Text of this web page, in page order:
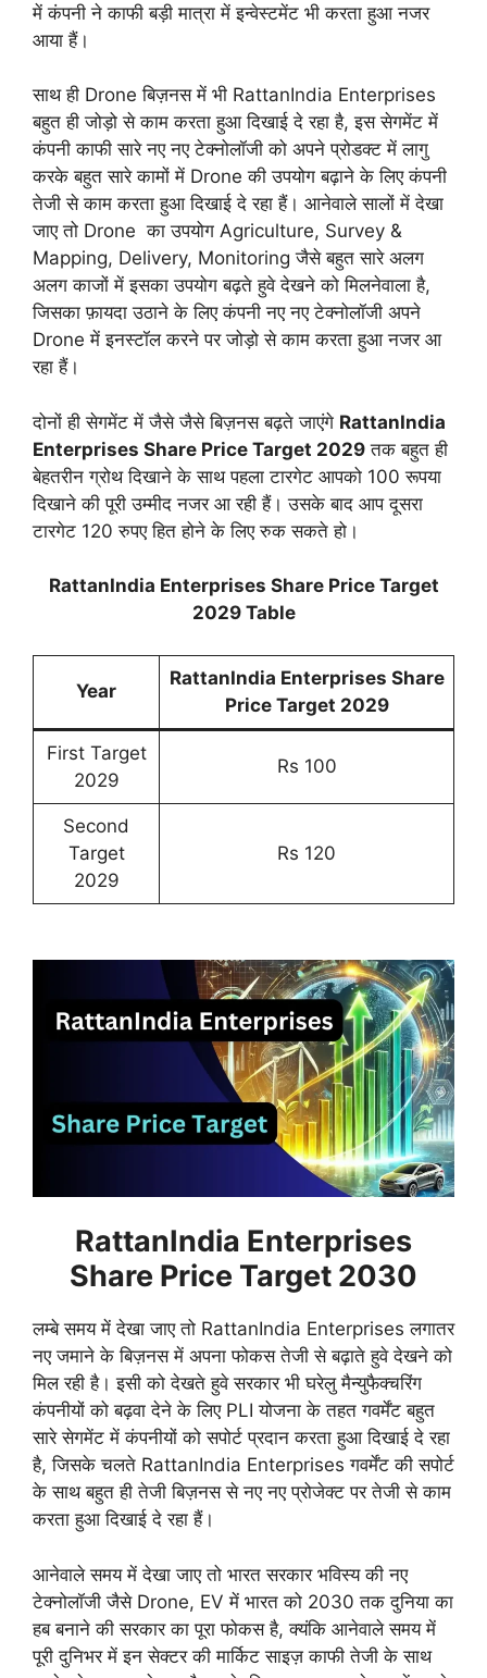
में कंपनी ने काफी बड़ी मात्रा में इन्वेस्टमेंट भी करता हुआ नजर
आया हैं।
साथ ही Drone बिज़नस में भी RattanIndia Enterprises
बहुत ही जोड़ो से काम करता हुआ दिखाई दे रहा है, इस सेगमेंट में
कंपनी काफी सारे नए नए टेक्नोलॉजी को अपने प्रोडक्ट में लागु
करके बहुत सारे कामों में Drone की उपयोग बढ़ाने के लिए कंपनी
तेजी से काम करता हुआ दिखाई दे रहा हैं। आनेवाले सालों में देखा
जाए तो Drone का उपयोग Agriculture, Survey &
Mapping, Delivery, Monitoring जैसे बहुत सारे अलग
अलग काजों में इसका उपयोग बढ़ते हुवे देखने को मिलनेवाला है,
जिसका फ़ायदा उठाने के लिए कंपनी नए नए टेक्नोलॉजी अपने
Drone में इनस्टॉल करने पर जोड़ो से काम करता हुआ नजर आ
रहा हैं।
दोनों ही सेगमेंट में जैसे जैसे बिज़नस बढ़ते जाएंगे RattanIndia
Enterprises Share Price Target 2029 तक बहुत ही
बेहतरीन ग्रोथ दिखाने के साथ पहला टारगेट आपको 100 रूपया
दिखाने की पूरी उम्मीद नजर आ रही हैं। उसके बाद आप दूसरा
टारगेट 120 रुपए हित होने के लिए रुक सकते हो।
RattanIndia Enterprises Share Price Target
2029 Table
Year
RattanIndia Enterprises Share
Price Target 2029
First Target
2029
Rs 100
Second
Target
2029
Rs 120
RattanIndia Enterprises
Share Price Target 2030
लम्बे समय में देखा जाए तो RattanIndia Enterprises लगातर
नए जमाने के बिज़नस में अपना फोकस तेजी से बढ़ाते हुवे देखने को
मिल रही है। इसी को देखते हुवे सरकार भी घरेलु मैन्युफैक्चरिंग
कंपनीयों को बढ़वा देने के लिए PLI योजना के तहत गवर्मेंट बहुत
सारे सेगमेंट में कंपनीयों को सपोर्ट प्रदान करता हुआ दिखाई दे रहा
है, जिसके चलते RattanIndia Enterprises गवर्मेंट की सपोर्ट
के साथ बहुत ही तेजी बिज़नस से नए नए प्रोजेक्ट पर तेजी से काम
करता हुआ दिखाई दे रहा हैं।
आनेवाले समय में देखा जाए तो भारत सरकार भविस्य की नए
टेक्नोलॉजी जैसे Drone, EV में भारत को 2030 तक दुनिया का
हब बनाने की सरकार का पूरा फोकस है, क्यंकि आनेवाले समय में
पूरी दुनिभर में इन सेक्टर की मार्किट साइज़ काफी तेजी के साथ